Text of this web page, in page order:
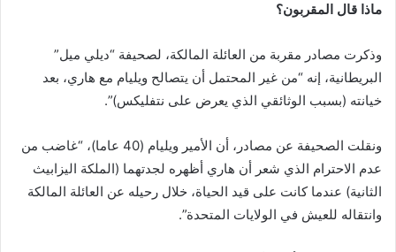
ماذا قال المقربون؟
وذكرت مصادر مقربة من العائلة المالكة، لصحيفة “ديلي ميل”
البريطانية، إنه “من غير المحتمل أن يتصالح ويليام مع هاري، بعد
خيانته (بسبب الوثائقي الذي يعرض على نتفليكس)”.
ونقلت الصحيفة عن مصادر، أن الأمير ويليام (40 عاما)، “غاضب من
عدم الاحترام الذي شعر أن هاري أظهره لجدتهما (الملكة اليزابيث
الثانية) عندما كانت على قيد الحياة، خلال رحيله عن العائلة المالكة
وانتقاله للعيش في الولايات المتحدة”.